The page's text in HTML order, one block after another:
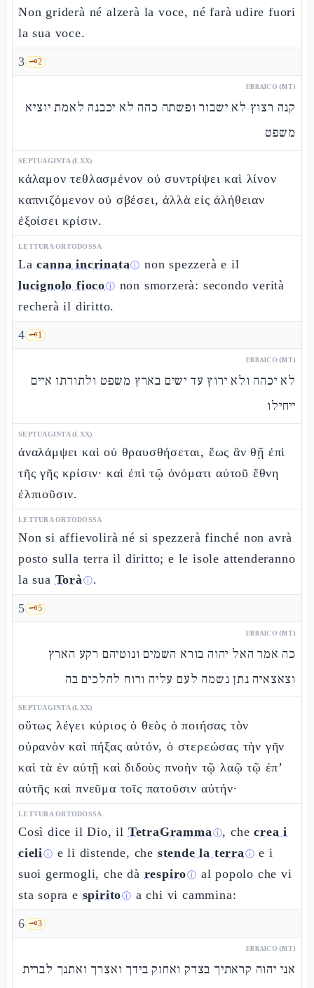
Non griderà né alzerà la voce, né farà udire fuori
la sua voce.
3 🗝️2
EBRAICO (MT)
קנה רצוץ לא ישבור ופשתה כהה לא יכבנה לאמת יוציא
משפט
SEPTUAGINTA (LXX)
κάλαμον τεθλασμένον οὐ συντρίψει καὶ λίνον
καπνιζόμενον οὐ σβέσει, ἀλλὰ εἰς ἀλήθειαν
ἐξοίσει κρίσιν.
LETTURA ORTODOSSA
Lacanna incrinataⓘ non spezzerà e il
lucignolo fiocoⓘ non smorzerà: secondo verità
recherà il diritto.
4 🗝️1
EBRAICO (MT)
לא יכהה ולא ירוץ עד ישים בארץ משפט ולתורתו איים
ייחילו
SEPTUAGINTA (LXX)
ἀναλάμψει καὶ οὐ θραυσθήσεται, ἕως ἂν θῇ ἐπὶ
τῆς γῆς κρίσιν· καὶ ἐπὶ τῷ ὀνόματι αὐτοῦ ἔθνη
ἐλπιοῦσιν.
LETTURA ORTODOSSA
Non si affievolirà né si spezzerà finché non avrà
posto sulla terra il diritto; e le isole attenderanno
la sua Toràⓘ.
5 🗝️5
EBRAICO (MT)
כה אמר האל יהוה בורא השמים ונוטיהם רקע הארץ
וצאצאיה נתן נשמה לעם עליה ורוח להלכים בה
SEPTUAGINTA (LXX)
οὕτως λέγει κύριος ὁ θεὸς ὁ ποιήσας τὸν
οὐρανὸν καὶ πήξας αὐτόν, ὁ στερεώσας τὴν γῆν
καὶ τὰ ἐν αὐτῇ καὶ διδοὺς πνοὴν τῷ λαῷ τῷ ἐπ’
αὐτῆς καὶ πνεῦμα τοῖς πατοῦσιν αὐτήν·
LETTURA ORTODOSSA
Così dice il Dio, il TetraGrammaⓘ, checrea i
cieliⓘ e li distende, che stende la terraⓘ e i
suoi germogli, che dà respiroⓘ al popolo che vi
sta sopra e spiritoⓘ a chi vi cammina:
6 🗝️3
EBRAICO (MT)
אני יהוה קראתיך בצדק ואחזק בידך ואצרך ואתנך לברית